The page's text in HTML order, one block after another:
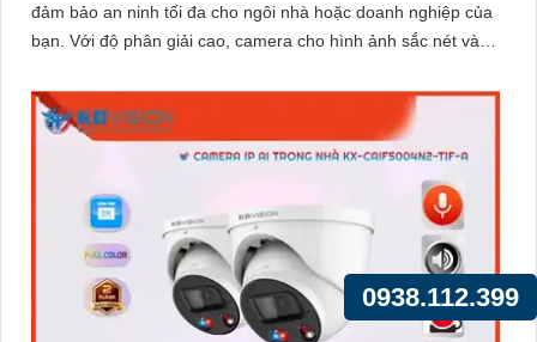
đảm bảo an ninh tối đa cho ngôi nhà hoặc doanh nghiệp của
bạn. Với độ phân giải cao, camera cho hình ảnh sắc nét và
0938.112.399